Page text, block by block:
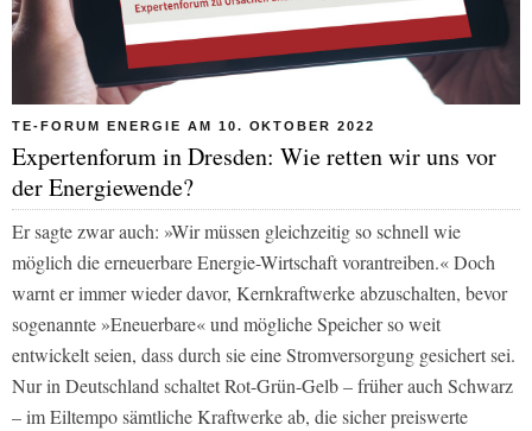
TE-FORUM ENERGIE AM 10. OKTOBER 2022
Expertenforum in Dresden: Wie retten wir uns vor
der Energiewende?
Er sagte zwar auch: »Wir müssen gleichzeitig so schnell wie
möglich die erneuerbare Energie-Wirtschaft vorantreiben.« Doch
warnt er immer wieder davor, Kernkraftwerke abzuschalten, bevor
sogenannte »Eneuerbare« und mögliche Speicher so weit
entwickelt seien, dass durch sie eine Stromversorgung gesichert sei.
Nur in Deutschland schaltet Rot-Grün-Gelb – früher auch Schwarz
– im Eiltempo sämtliche Kraftwerke ab, die sicher preiswerte